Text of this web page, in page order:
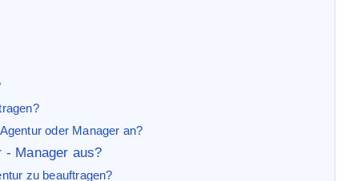
oder Manager an?
- Manager aus?
zu beauftragen?